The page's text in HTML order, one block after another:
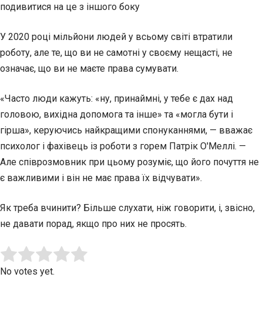
подивитися на це з іншого боку
У 2020 році мільйони людей у всьому світі втратили
роботу, але те, що ви не самотні у своєму нещасті, не
означає, що ви не маєте права сумувати.
«Часто люди кажуть: «ну, принаймні, у тебе є дах над
головою, вихідна допомога та інше» та «могла бути і
гірша», керуючись найкращими спонуканнями, — вважає
психолог і фахівець із роботи з горем Патрік О'Меллі. —
Але співрозмовник при цьому розуміє, що його почуття не
є важливими і він не має права їх відчувати».
Як треба вчинити? Більше слухати, ніж говорити, і, звісно,
не давати порад, якщо про них не просять.
Rate this item:
No votes yet.